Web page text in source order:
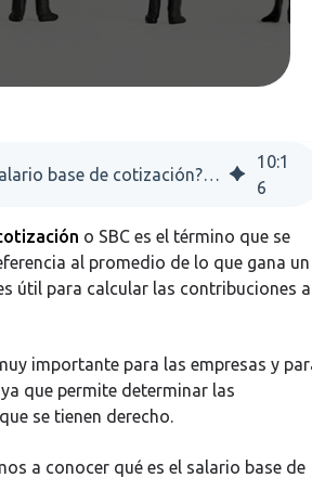
¿Qué es el salario base de cotización? (SBC)
10:1
6
o SBC es el término que se
al promedio de lo que gana un
útil para calcular las contribuciones
importante para las empresas y
que permite determinar las
se tienen derecho.
a conocer qué es el salario base de